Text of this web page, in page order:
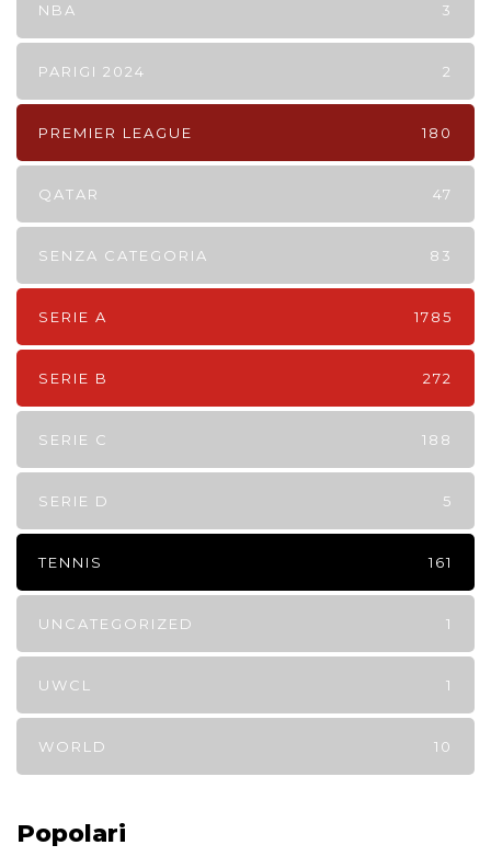
NBA 3
PARIGI 2024 2
PREMIER LEAGUE 180
QATAR 47
SENZA CATEGORIA 83
SERIE A 1785
SERIE B 272
SERIE C 188
SERIE D 5
TENNIS 161
UNCATEGORIZED 1
UWCL 1
WORLD 10
Popolari